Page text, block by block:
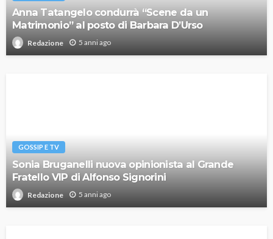
Anna Tatangelo condurrà “Scene da un
Matrimonio” al posto di Barbara D’Urso
Redazione 5 anni ago
GOSSIP E TV
Sonia Bruganelli nuova opinionista al Grande
Fratello VIP di Alfonso Signorini
Redazione 5 anni ago